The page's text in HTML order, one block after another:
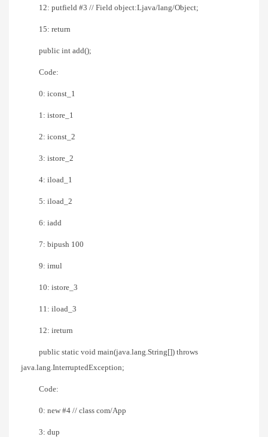
12: putfield #3 // Field object:Ljava/lang/Object;
15: return
public int add();
Code:
0: iconst_1
1: istore_1
2: iconst_2
3: istore_2
4: iload_1
5: iload_2
6: iadd
7: bipush 100
9: imul
10: istore_3
11: iload_3
12: ireturn
public static void main(java.lang.String[]) throws
java.lang.InterruptedException;
Code:
0: new #4 // class com/App
3: dup